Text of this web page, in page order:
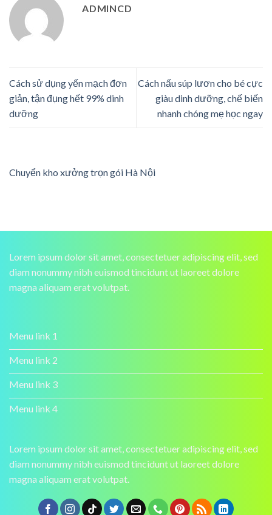
ADMINCD
Cách sử dụng yến mạch đơn
giản, tận đụng hết 99% dinh
dưỡng
Cách nấu súp lươn cho bé cực
giàu dinh dưỡng, chế biến
nhanh chóng mẹ học ngay
Chuyển kho xưởng trọn gói Hà Nội
Lorem ipsum dolor sit amet, consectetuer adipiscing elit, sed
diam nonummy nibh euismod tincidunt ut laoreet dolore
magna aliquam erat volutpat.
Menu link 1
Menu link 2
Menu link 3
Menu link 4
Lorem ipsum dolor sit amet, consectetuer adipiscing elit, sed
diam nonummy nibh euismod tincidunt ut laoreet dolore
magna aliquam erat volutpat.